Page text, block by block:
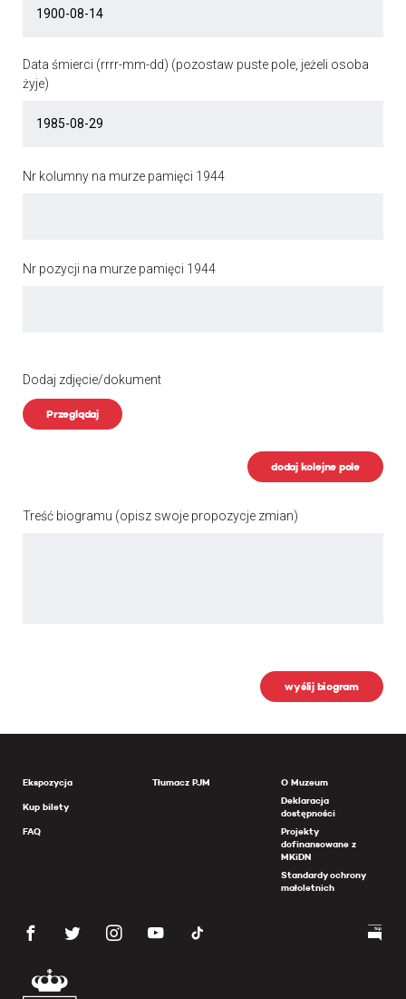
Data śmierci (rrrr-mm-dd) (pozostaw puste pole, jeżeli osoba
żyje)
Nr kolumny na murze pamięci 1944
Nr pozycji na murze pamięci 1944
Dodaj zdjęcie/dokument
Przeglądaj
dodaj kolejne pole
Treść biogramu (opisz swoje propozycje zmian)
wyślij biogram
Ekspozycja
Kup bilety
FAQ
Tłumacz PJM
O Muzeum
Deklaracja
dostępności
Projekty
dofinansowane z
MKiDN
Standardy ochrony
małoletnich